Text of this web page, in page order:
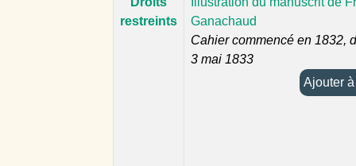
restreints
Ganachaud
Cahier commencé en 1832,
3 mai 1833